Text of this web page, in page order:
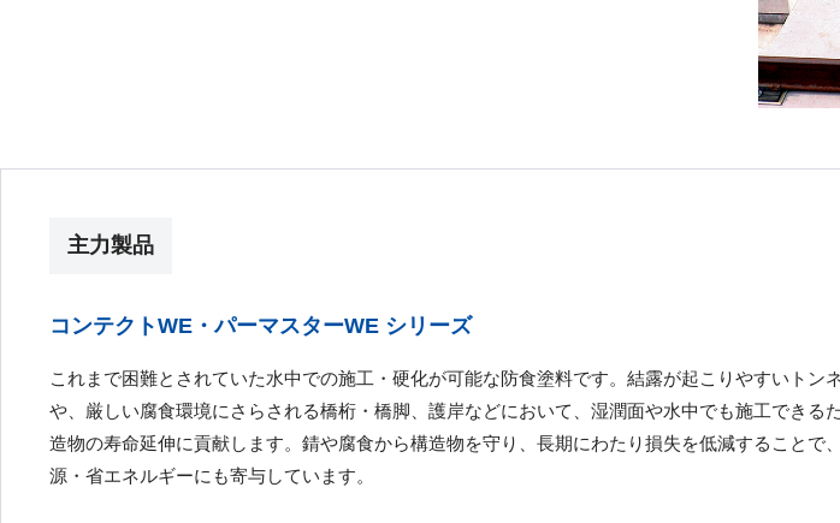
主力製品
コンテクトWE・パーマスターWE シリーズ
これまで困難とされていた水中での施工・硬化が可能な防食塗料です。結露が起こりやすいトン
や、厳しい腐食環境にさらされる橋桁・橋脚、護岸などにおいて、湿潤面や水中でも施工できる
造物の寿命延伸に貢献します。錆や腐食から構造物を守り、長期にわたり損失を低減することで
源・省エネルギーにも寄与しています。